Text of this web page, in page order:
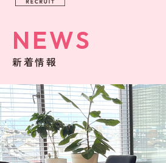
NEWS
新着情報